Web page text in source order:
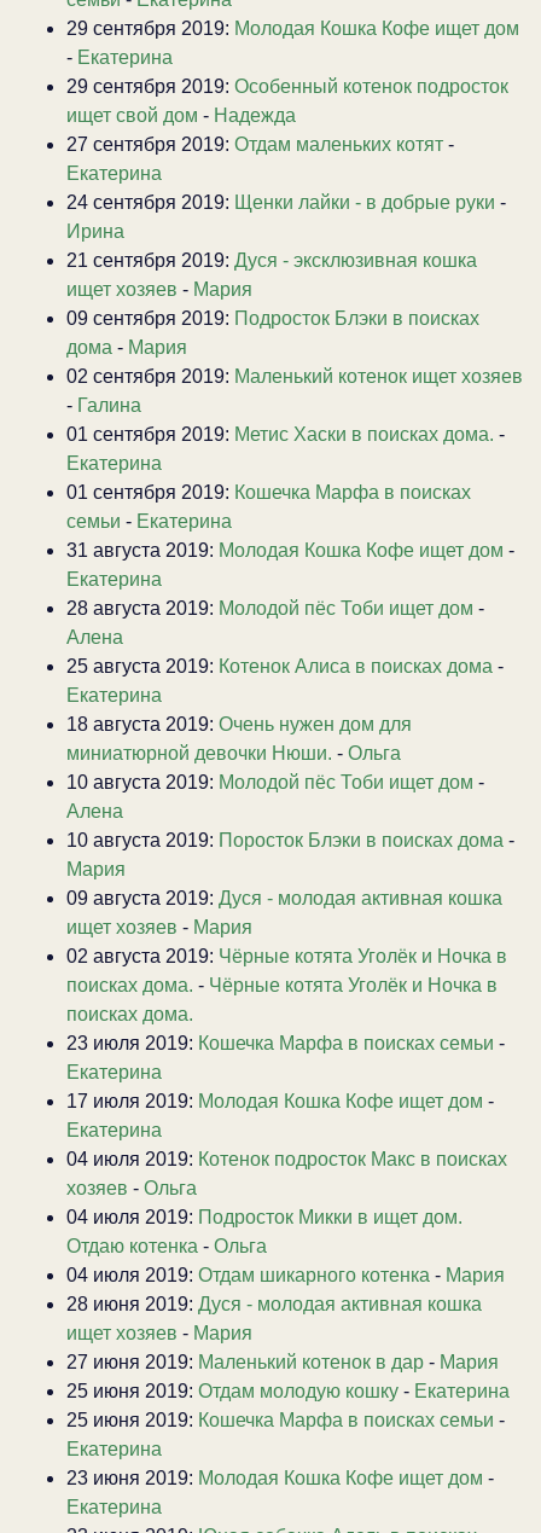
29 сентября 2019: Молодая Кошка Кофе ищет дом
- Екатерина
29 сентября 2019: Особенный котенок подросток
ищет свой дом - Надежда
27 сентября 2019: Отдам маленьких котят -
Екатерина
24 сентября 2019: Щенки лайки - в добрые руки -
Ирина
21 сентября 2019: Дуся - эксклюзивная кошка
ищет хозяев - Мария
09 сентября 2019: Подросток Блэки в поисках
дома - Мария
02 сентября 2019: Маленький котенок ищет хозяев
- Галина
01 сентября 2019: Метис Хаски в поисках дома. -
Екатерина
01 сентября 2019: Кошечка Марфа в поисках
семьи - Екатерина
31 августа 2019: Молодая Кошка Кофе ищет дом -
Екатерина
28 августа 2019: Молодой пёс Тоби ищет дом -
Алена
25 августа 2019: Котенок Алиса в поисках дома -
Екатерина
18 августа 2019: Очень нужен дом для
миниатюрной девочки Нюши. - Ольга
10 августа 2019: Молодой пёс Тоби ищет дом -
Алена
10 августа 2019: Поросток Блэки в поисках дома -
Мария
09 августа 2019: Дуся - молодая активная кошка
ищет хозяев - Мария
02 августа 2019: Чёрные котята Уголёк и Ночка в
поисках дома. - Чёрные котята Уголёк и Ночка в
поисках дома.
23 июля 2019: Кошечка Марфа в поисках семьи -
Екатерина
17 июля 2019: Молодая Кошка Кофе ищет дом -
Екатерина
04 июля 2019: Котенок подросток Макс в поисках
хозяев - Ольга
04 июля 2019: Подросток Микки в ищет дом.
Отдаю котенка - Ольга
04 июля 2019: Отдам шикарного котенка - Мария
28 июня 2019: Дуся - молодая активная кошка
ищет хозяев - Мария
27 июня 2019: Маленький котенок в дар - Мария
25 июня 2019: Отдам молодую кошку - Екатерина
25 июня 2019: Кошечка Марфа в поисках семьи -
Екатерина
23 июня 2019: Молодая Кошка Кофе ищет дом -
Екатерина